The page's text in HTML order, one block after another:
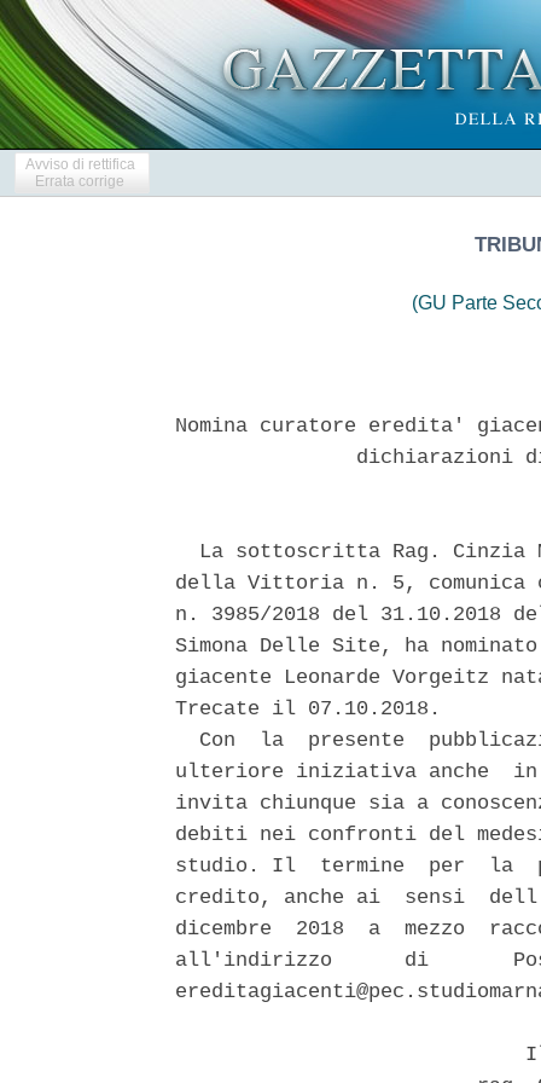
Avviso di rettifica
Errata corrige
(GU Parte
Nomina curatore eredita'
dichiarazioni
La sottoscritta Rag. Cinzia
della Vittoria n. 5, comunica
n. 3985/2018 del 31.10.2018
Simona Delle Site, ha
giacente Leonarde Vorgeitz
Trecate il 07.10.2018.
Con  la  presente
ulteriore iniziativa anche  in
invita chiunque sia a
debiti nei confronti del
studio. Il  termine  per  la
credito, anche ai  sensi
dicembre  2018  a  mezzo
all'indirizzo      di